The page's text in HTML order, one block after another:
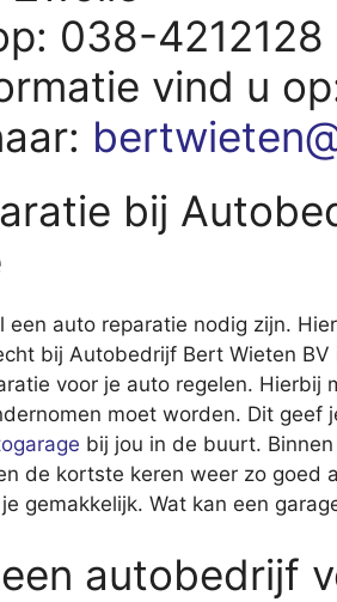
038-4212128
vind u
bij
auto reparatie nodig zijn.
bij Autobedrijf Bert Wieten
voor je auto regelen.
moet worden. Dit geef
bij jou in de buurt.
de kortste keren weer zo goed
gemakkelijk. Wat kan een
autobedrijf